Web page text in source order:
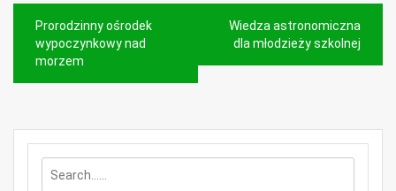
Nawigacja
wpisu
Prorodzinny ośrodek
wypoczynkowy nad
morzem
Wiedza astronomiczna
dla młodzieży szkolnej